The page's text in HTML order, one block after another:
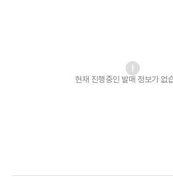
현재 진행중인 발매 정보가 없